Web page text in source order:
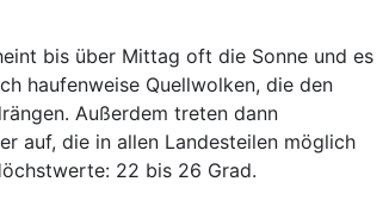
bis über Mittag oft die Sonne und es
haufenweise Quellwolken, die den
Außerdem treten dann
auf, die in allen Landesteilen möglich
22 bis 26 Grad.